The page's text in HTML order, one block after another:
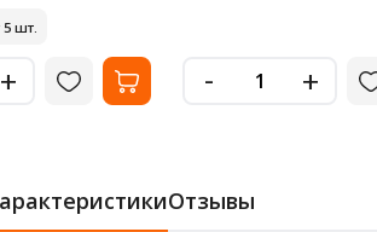
шт.
+ - +
Отзывы